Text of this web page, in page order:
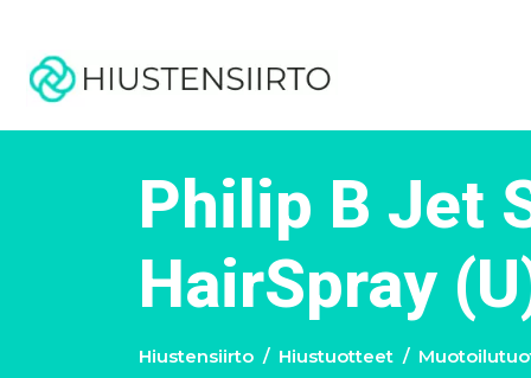
Philip B Jet
HairSpray
Hiustensiirto Hiustuotteet